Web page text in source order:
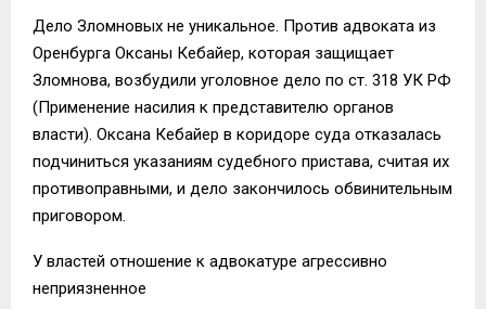
Дело Зломновых не уникальное. Против адвоката из
Оренбурга Оксаны Кебайер, которая защищает
Зломнова, возбудили уголовное дело по ст. 318 УК РФ
(Применение насилия к представителю органов
власти). Оксана Кебайер в коридоре суда отказалась
подчиниться указаниям судебного пристава, считая их
противоправными, и дело закончилось обвинительным
приговором.
У властей отношение к адвокатуре агрессивно
неприязненное